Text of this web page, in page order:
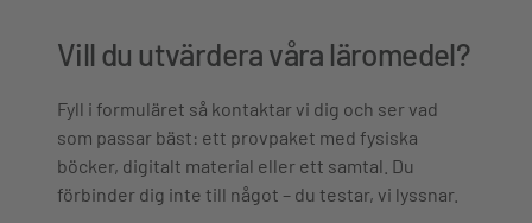
Vill du utvärdera våra läromedel?
Fyll i formuläret så kontaktar vi dig och ser vad
som passar bäst: ett provpaket med fysiska
böcker, digitalt material eller ett samtal. Du
förbinder dig inte till något – du testar, vi lyssnar.